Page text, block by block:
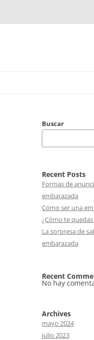
Buscar
Recent Posts
Formas de
embarazada
Cómo ser una
¿Cómo te
La sorpresa de
embarazada
Recent
No hay
Archives
mayo 2024
julio 2023